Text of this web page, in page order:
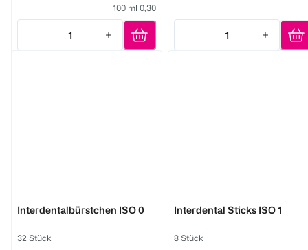
100 ml 0,30
1
Quantity: 1
1
Quantity: 1
Interdentalbürstchen ISO 0
32 Stück
Interdental Sticks ISO 1
8 Stück